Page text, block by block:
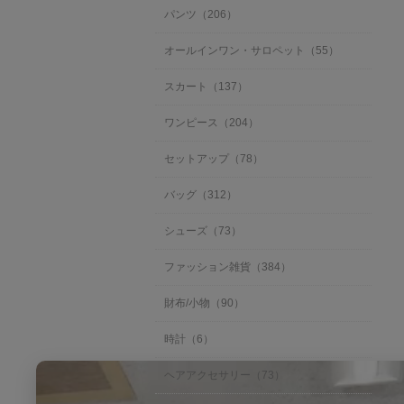
パンツ（206）
オールインワン・サロペット（55）
スカート（137）
ワンピース（204）
セットアップ（78）
バッグ（312）
シューズ（73）
ファッション雑貨（384）
財布/小物（90）
時計（6）
ヘアアクセサリー（73）